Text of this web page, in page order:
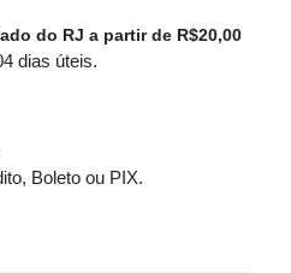
do RJ a partir de R$20,00
dias úteis.
Boleto ou PIX.